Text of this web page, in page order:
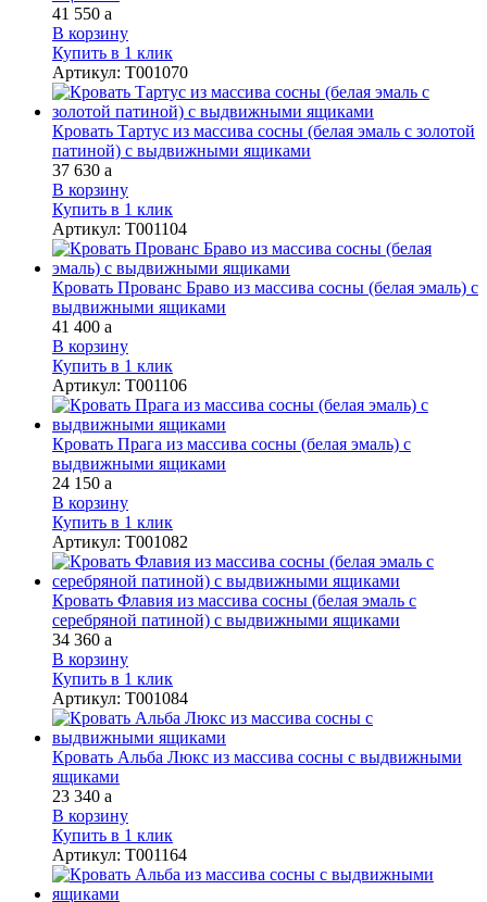
41 550 a
В корзину
Купить в 1 клик
Артикул: Т001070
Кровать Тартус из массива сосны (белая эмаль с золотой
патиной) с выдвижными ящиками
37 630 a
В корзину
Купить в 1 клик
Артикул: Т001104
Кровать Прованс Браво из массива сосны (белая эмаль) с
выдвижными ящиками
41 400 a
В корзину
Купить в 1 клик
Артикул: Т001106
Кровать Прага из массива сосны (белая эмаль) с
выдвижными ящиками
24 150 a
В корзину
Купить в 1 клик
Артикул: Т001082
Кровать Флавия из массива сосны (белая эмаль с
серебряной патиной) с выдвижными ящиками
34 360 a
В корзину
Купить в 1 клик
Артикул: Т001084
Кровать Альба Люкс из массива сосны с выдвижными
ящиками
23 340 a
В корзину
Купить в 1 клик
Артикул: Т001164